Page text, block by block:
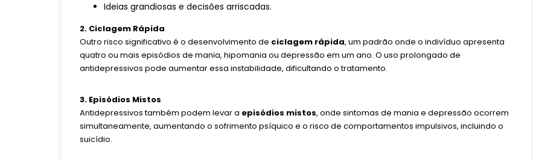
Ideias grandiosas e decisões arriscadas.
2. Ciclagem Rápida
Outro risco significativo é o desenvolvimento de ciclagem rápida, um padrão onde o indivíduo apresenta
quatro ou mais episódios de mania, hipomania ou depressão em um ano. O uso prolongado de
antidepressivos pode aumentar essa instabilidade, dificultando o tratamento.
3. Episódios Mistos
Antidepressivos também podem levar a episódios mistos, onde sintomas de mania e depressão ocorrem
simultaneamente, aumentando o sofrimento psíquico e o risco de comportamentos impulsivos, incluindo o
suicídio.